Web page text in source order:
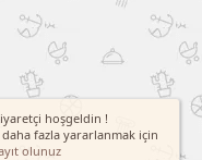
hoşgeldin !
fazla yararlanmak için
olunuz